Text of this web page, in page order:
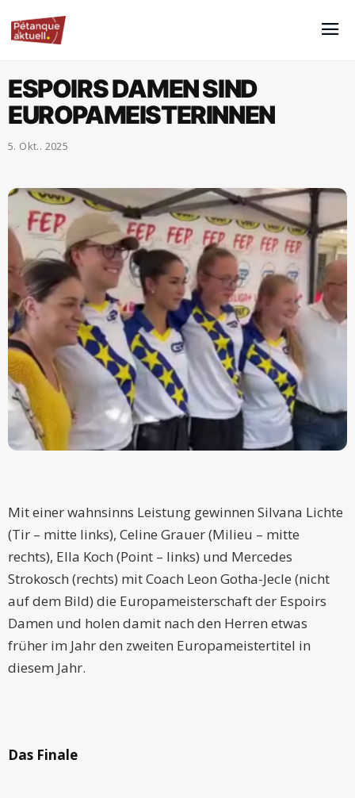
ESPOIRS DAMEN SIND
EUROPAMEISTERINNEN
5. Okt.. 2025
Mit einer wahnsinns Leistung gewinnen Silvana Lichte
(Tir – mitte links), Celine Grauer (Milieu – mitte
rechts), Ella Koch (Point – links) und Mercedes
Strokosch (rechts) mit Coach Leon Gotha-Jecle (nicht
auf dem Bild) die Europameisterschaft der Espoirs
Damen und holen damit nach den Herren etwas
früher im Jahr den zweiten Europameistertitel in
diesem Jahr.
Das Finale